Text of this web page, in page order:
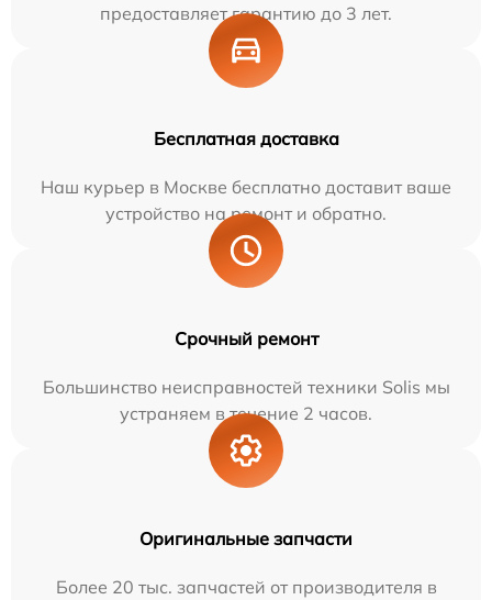
предоставляет гарантию до 3 лет.
Бесплатная доставка
Наш курьер в Москве бесплатно доставит ваше
устройство на ремонт и обратно.
Срочный ремонт
Большинство неисправностей техники Solis мы
устраняем в течение 2 часов.
Оригинальные запчасти
Более 20 тыс. запчастей от производителя в